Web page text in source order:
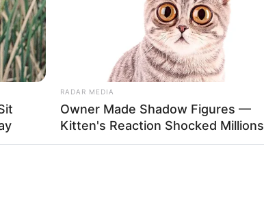
de Paraguaçu Paulista e região
RADAR MEDIA
Owner Made Shadow Figures —
Kitten's Reaction Shocked Millions